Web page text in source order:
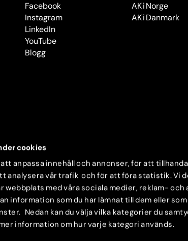
cookies
anpassa innehåll och annonser, för att
analysera vår trafik och för att föra statistik. Vi
webbplats med våra sociala medier, reklam-
information som du har lämnat till dem eller
Nedan kan du välja vilka kategorier du
information om hur varje kategori används.
Facebook
Instagram
LinkedIn
YouTube
Blogg
AK i Norge
AK i Danmark